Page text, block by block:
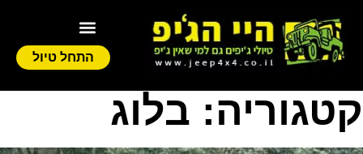
התחל טיול
קטגוריה: בלוג